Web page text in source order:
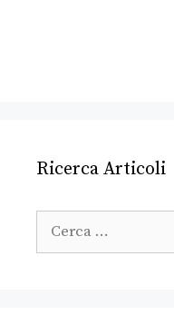
Ricerca Articoli